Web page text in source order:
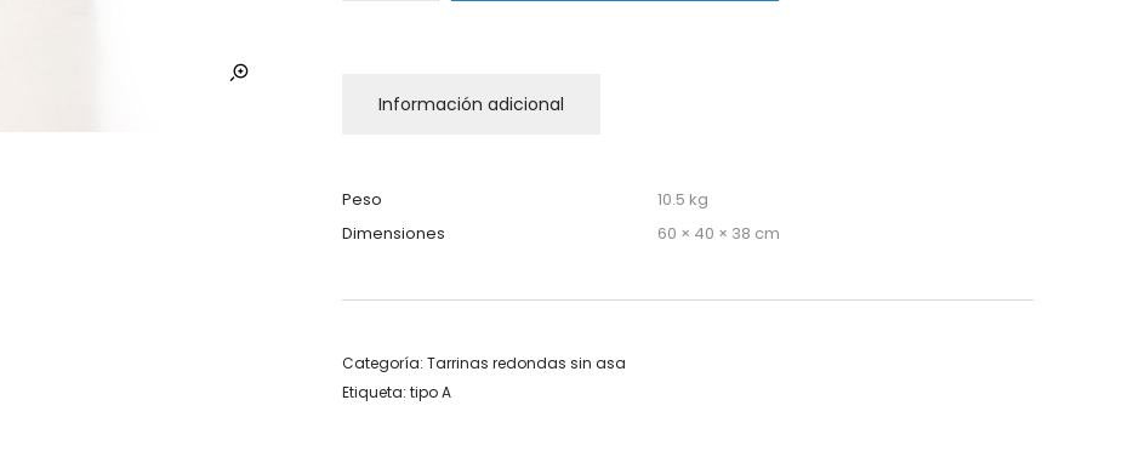
Información adicional
Peso
10.5 kg
Dimensiones
60 × 40 × 38 cm
Categoría: Tarrinas redondas sin asa
Etiqueta: tipo A